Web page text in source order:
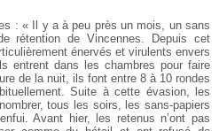
: « Il y a à peu près un mois, un sans
rétention de Vincennes. Depuis cet
énervés et virulents envers
entrent dans les chambres pour faire
de la nuit, ils font entre 8 à 10 rondes
Suite à cette évasion, les
tous les soirs, les sans-papiers
Avant hier, les retenus n’ont pas